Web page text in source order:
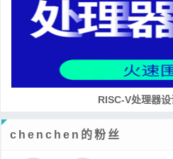
RISC-V处理器
chenchen的粉丝